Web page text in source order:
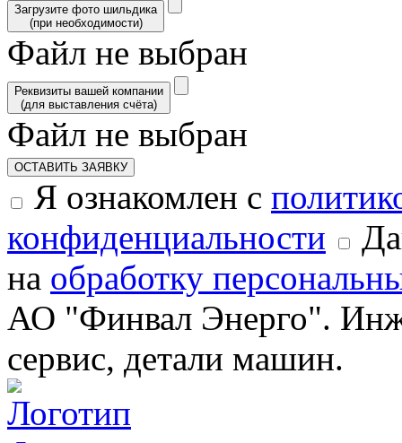
Загрузите фото шильдика
(при необходимости)
Файл не выбран
Реквизиты вашей компании
(для выставления счёта)
Файл не выбран
ОСТАВИТЬ ЗАЯВКУ
Я ознакомлен с
конфиденциальности
на обработку
АО "Финвал Энерго".
сервис, детали машин.